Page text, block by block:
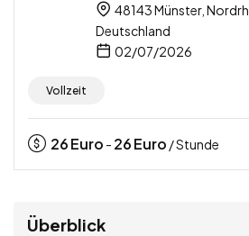
48143 Münster,
Deutschland
02/07/2026
Vollzeit
26Euro - 26Euro / Stunde
Überblick